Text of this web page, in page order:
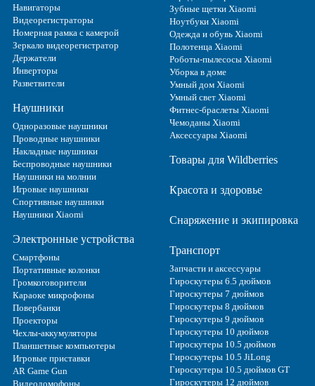
Навигаторы
Видеорегистраторы
Номерная рамка с камерой
Зеркало видеорегистратор
Держатели
Инверторы
Разветвители
Наушники
Одноразовые наушники
Проводные наушники
Накладные наушники
Беспроводные наушники
Наушники на молнии
Игровые наушники
Спортивные наушники
Наушники Xiaomi
Электронные устройства
Смартфоны
Портативные колонки
Громкоговорители
Караоке микрофоны
Повербанки
Проекторы
Чехлы-аккумуляторы
Планшетные компьютеры
Игровые приставки
AR Game Gun
Видеодомофоны
Зубные щетки Xiaomi
Ноутбуки Xiaomi
Одежда и обувь Xiaomi
Полотенца Xiaomi
Роботы-пылесосы Xiaomi
Уборка в доме
Умный дом Xiaomi
Умный свет Xiaomi
Фитнес-браслеты Xiaomi
Чемоданы Xiaomi
Аксессуары Xiaomi
Товары для Wildberries
Красота и здоровье
Снаряжение и экипировка
Транспорт
Запчасти и аксессуары
Гироскутеры 6.5 дюймов
Гироскутеры 7 дюймов
Гироскутеры 8 дюймов
Гироскутеры 9 дюймов
Гироскутеры 10 дюймов
Гироскутеры 10.5 дюймов
Гироскутеры 10.5 JiLong
Гироскутеры 10.5 дюймов GT
Гироскутеры 12 дюймов